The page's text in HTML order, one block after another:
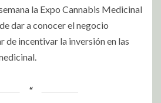
la Expo Cannabis Medicinal
dar a conocer el negocio
de incentivar la inversión en las